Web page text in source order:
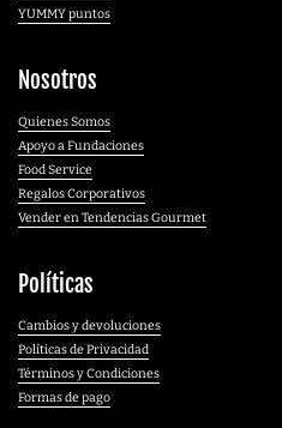
YUMMY puntos
Nosotros
Quienes Somos
Apoyo a Fundaciones
Food Service
Regalos Corporativos
Vender en Tendencias Gourmet
Políticas
Cambios y devoluciones
Políticas de Privacidad
Términos y Condiciones
Formas de pago